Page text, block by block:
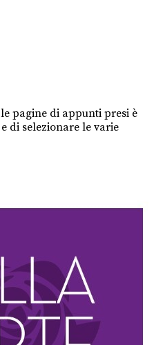
pagine di appunti presi è
di selezionare le varie